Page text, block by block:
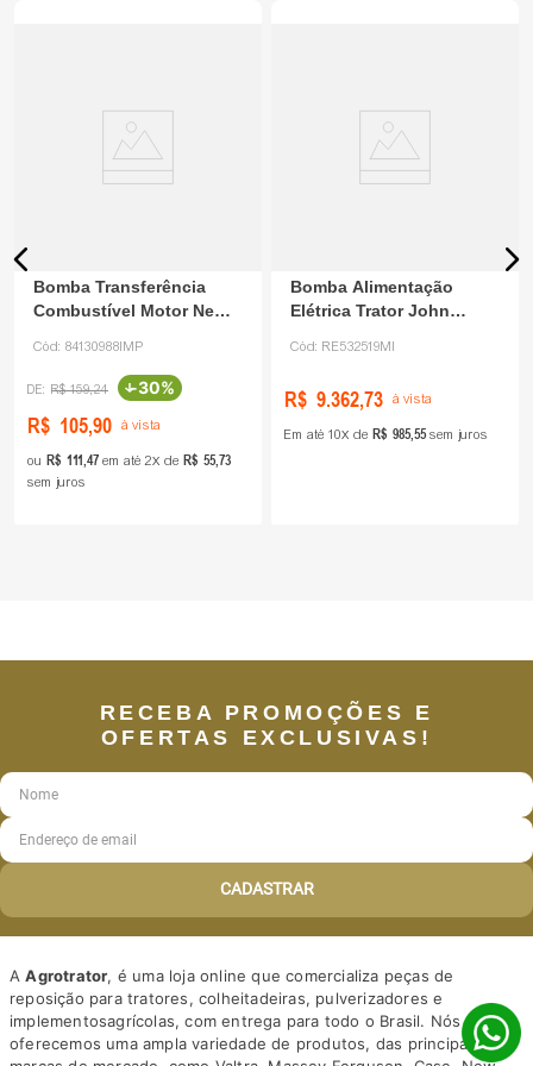
Bomba Transferência
Combustível Motor New
Cód: 84130988IMP
R$ 159,24 -30%
R$ 105,90 à vista
ou R$ 111 47 em até 2 de R$ 5573
sem juros
Bomba Alimentação
Elétrica Trator John
Cód: RE532519MI
R$ 9.362,73 à vista
Em até 10 de R$ 98555 sem juros
RECEBA PROMOÇÕES E
OFERTAS EXCLUSIVAS!
CADASTRAR
AAgrotrator, é uma loja online que comercializa peças de
reposição para tratores, colheitadeiras, pulverizadores e
implementosagrícolas, com entrega para todo o Brasil. Nós
oferecemos uma ampla variedade de produtos, das principais